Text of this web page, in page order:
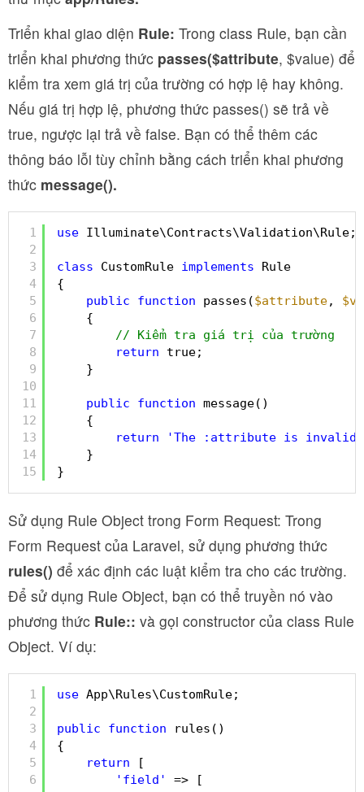
Triển khai giao diện Rule: Trong class Rule, bạn cần
triển khai phương thức passes($attribute, $value) để
kiểm tra xem giá trị của trường có hợp lệ hay không.
Nếu giá trị hợp lệ, phương thức passes() sẽ trả về
true, ngược lại trả về false. Bạn có thể thêm các
thông báo lỗi tùy chỉnh bằng cách triển khai phương
thức message().
1
2
3
4
5
6
7
8
9
10
11
12
13
14
15
use Illuminate\Contracts\Validation\Rule;
class CustomRule implements
Rule
{
public
function passes($attribute,
{
// Kiểm tra giá trị của trường
return
true;
}
public function message()
{
return
'The :attribute is
}
}
Sử dụng Rule Object trong Form Request: Trong
Form Request của Laravel, sử dụng phương thức
rules() để xác định các luật kiểm tra cho các trường.
Để sử dụng Rule Object, bạn có thể truyền nó vào
phương thức Rule:: và gọi constructor của class Rule
Object. Ví dụ:
1
2
3
4
5
6
use App\Rules\CustomRule;
public function
rules()
{
return
[
'field'
=> [